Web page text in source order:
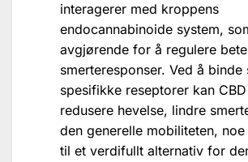
interagerer med kroppens
endocannabinoide system,
avgjørende for å regulere
smerteresponser. Ved å binde
spesifikke reseptorer kan
redusere hevelse, lindre
den generelle mobiliteten,
til et verdifullt alternativ for